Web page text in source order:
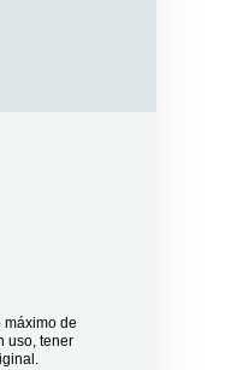
máximo de
uso, tener